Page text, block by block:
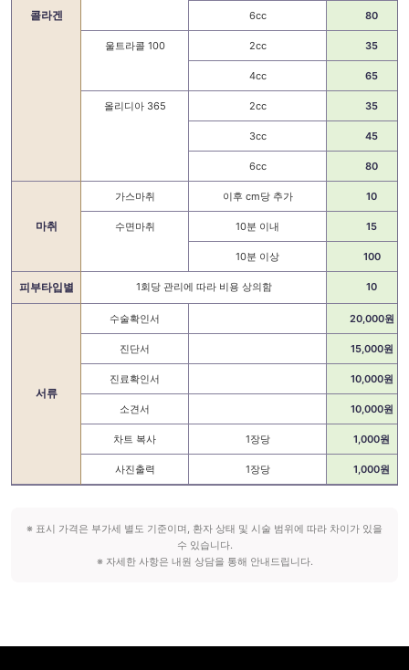
콜라겐 6cc 80
울트라콜 100 2cc 35
4cc 65
올리디아 365 2cc 35
3cc 45
6cc 80
마취
가스마취 이후 cm당 추가 10
수면마취 10분 이내 15
10분 이상 100
피부타입별 1회당 관리에 따라 비용 상의함 10
서류
수술확인서 20,000원
진단서 15,000원
진료확인서 10,000원
소견서 10,000원
차트 복사 1장당 1,000원
사진출력 1장당 1,000원
※ 표시 가격은 부가세 별도 기준이며, 환자 상태 및 시술 범위에 따라 차이가 있을
수 있습니다.
※ 자세한 사항은 내원 상담을 통해 안내드립니다.